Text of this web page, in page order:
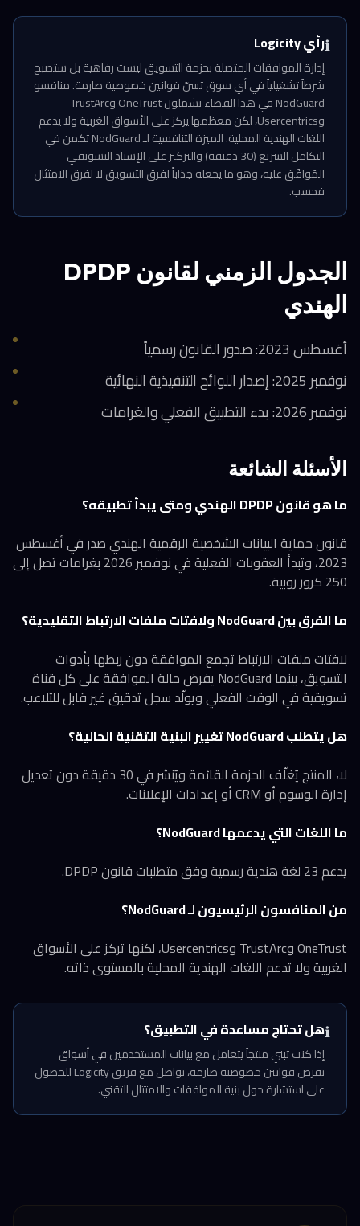
ℹ️رأي Logicity
إدارة الموافقات المتصلة بحزمة التسويق ليست رفاهية بل ستصبح
شرطاً تشغيلياً في أي سوق تسنّ قوانين خصوصية صارمة. منافسو
NodGuard في هذا الفضاء يشملون OneTrust وTrustArc
وUsercentrics، لكن معظمها يركز على الأسواق الغربية ولا يدعم
اللغات الهندية المحلية. الميزة التنافسية لـ NodGuard تكمن في
التكامل السريع (30 دقيقة) والتركيز على الإسناد التسويقي
المُوافَق عليه، وهو ما يجعله جذاباً لفرق التسويق لا لفرق الامتثال
فحسب.
الجدول الزمني لقانون DPDP
الهندي
أغسطس 2023: صدور القانون رسمياً
نوفمبر 2025: إصدار اللوائح التنفيذية النهائية
نوفمبر 2026: بدء التطبيق الفعلي والغرامات
الأسئلة الشائعة
ما هو قانون DPDP الهندي ومتى يبدأ تطبيقه؟
قانون حماية البيانات الشخصية الرقمية الهندي صدر في أغسطس
2023، وتبدأ العقوبات الفعلية في نوفمبر 2026 بغرامات تصل إلى
250 كرور روبية.
ما الفرق بين NodGuard ولافتات ملفات الارتباط التقليدية؟
لافتات ملفات الارتباط تجمع الموافقة دون ربطها بأدوات
التسويق، بينما NodGuard يفرض حالة الموافقة على كل قناة
تسويقية في الوقت الفعلي ويولّد سجل تدقيق غير قابل للتلاعب.
هل يتطلب NodGuard تغيير البنية التقنية الحالية؟
لا، المنتج يُغلّف الحزمة القائمة ويُنشر في 30 دقيقة دون تعديل
إدارة الوسوم أو CRM أو إعدادات الإعلانات.
ما اللغات التي يدعمها NodGuard؟
يدعم 23 لغة هندية رسمية وفق متطلبات قانون DPDP.
من المنافسون الرئيسيون لـ NodGuard؟
OneTrust وTrustArc وUsercentrics، لكنها تركز على الأسواق
الغربية ولا تدعم اللغات الهندية المحلية بالمستوى ذاته.
ℹ️هل تحتاج مساعدة في التطبيق؟
إذا كنت تبني منتجاً يتعامل مع بيانات المستخدمين في أسواق
تفرض قوانين خصوصية صارمة، تواصل مع فريق Logicity للحصول
على استشارة حول بنية الموافقات والامتثال التقني.